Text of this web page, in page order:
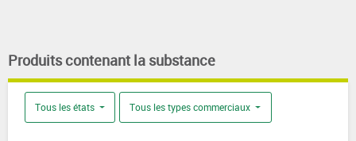
Produits contenant la substance
Tous les états Tous les types commerciaux